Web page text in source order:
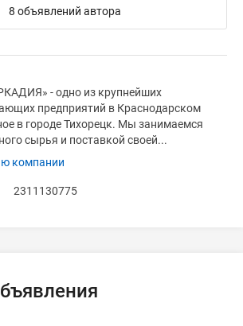
8 объявлений автора
- одно из крупнейших
предприятий в Краснодарском
в городе Тихорецк. Мы занимаемся
сырья и поставкой своей...
компании
2311130775